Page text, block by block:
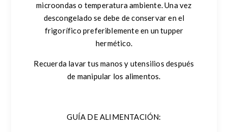
microondas o temperatura ambiente. Una vez
descongelado se debe de conservar en el
frigorífico preferiblemente en un tupper
hermético.
Recuerda lavar tus manos y utensilios después
de manipular los alimentos.
GUÍA DE ALIMENTACIÓN: